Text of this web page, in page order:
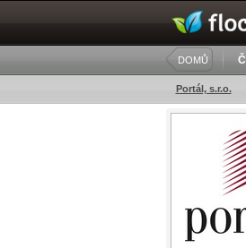
DOMŮ
Portál, s.r.o.